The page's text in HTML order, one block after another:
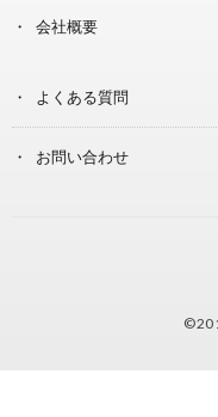
会社概要
よくある質問
お問い合わせ